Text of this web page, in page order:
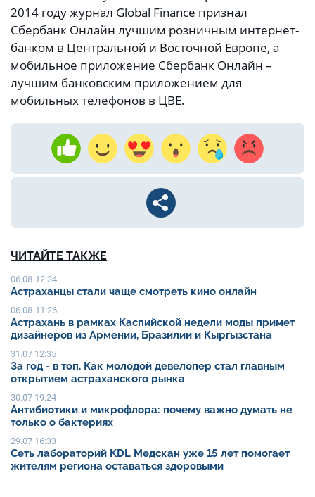
2014 году журнал Global Finance признал
Сбербанк Онлайн лучшим розничным интернет-
банком в Центральной и Восточной Европе, а
мобильное приложение Сбербанк Онлайн –
лучшим банковским приложением для
мобильных телефонов в ЦВЕ.
ЧИТАЙТЕ ТАКЖЕ
06.08 12:34
Астраханцы стали чаще смотреть кино онлайн
06.08 11:26
Астрахань в рамках Каспийской недели моды примет
дизайнеров из Армении, Бразилии и Кыргызстана
31.07 12:35
За год - в топ. Как молодой девелопер стал главным
открытием астраханского рынка
30.07 19:24
Антибиотики и микрофлора: почему важно думать не
только о бактериях
29.07 16:33
Сеть лабораторий KDL Медскан уже 15 лет помогает
жителям региона оставаться здоровыми